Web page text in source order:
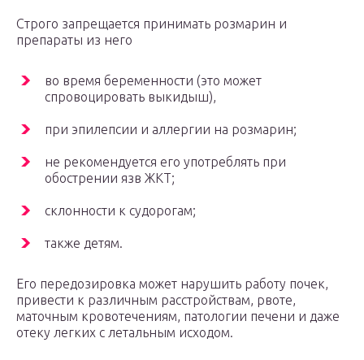
Строго запрещается принимать розмарин и
препараты из него
во время беременности (это может
спровоцировать выкидыш),
при эпилепсии и аллергии на розмарин;
не рекомендуется его употреблять при
обострении язв ЖКТ;
склонности к судорогам;
также детям.
Его передозировка может нарушить работу почек,
привести к различным расстройствам, рвоте,
маточным кровотечениям, патологии печени и даже
отеку легких с летальным исходом.